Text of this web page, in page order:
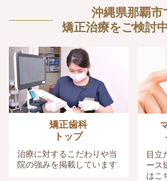
沖縄県那覇市
矯正治療をご検討
矯正歯科
トップ
治療に対するこだわりや当
院の強みを掲載しています
目立
ース
はこ